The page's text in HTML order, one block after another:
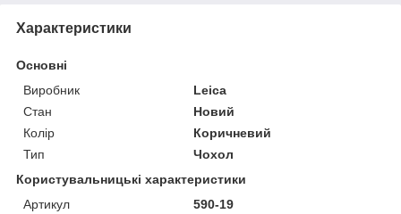
Характеристики
Основні
Виробник
Leica
Стан
Новий
Колір
Коричневий
Тип
Чохол
Користувальницькі характеристики
Артикул
590-19